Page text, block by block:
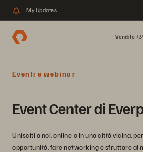
My Updates
Vendite
Eventi e webinar
Event Center di
Unisciti a noi, online o in una città vicina,
opportunità, fare networking e sfruttare al